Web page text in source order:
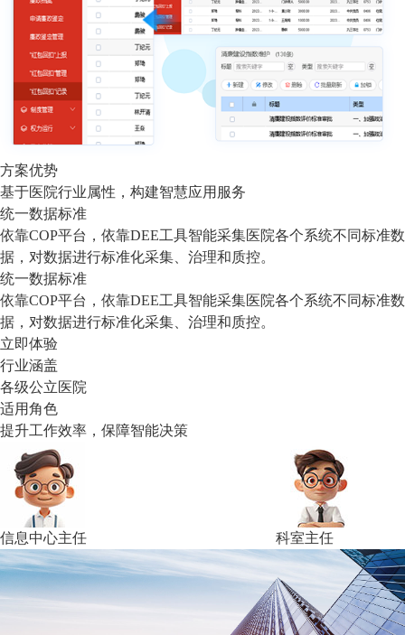
方案优势
基于医院行业属性，构建智慧应用服务
统一数据标准
依靠COP平台，依靠DEE工具智能采集医院各个系统不同标准数
据，对数据进行标准化采集、治理和质控。
统一数据标准
依靠COP平台，依靠DEE工具智能采集医院各个系统不同标准数
据，对数据进行标准化采集、治理和质控。
立即体验
行业涵盖
各级公立医院
适用角色
提升工作效率，保障智能决策
信息中心主任 科室主任